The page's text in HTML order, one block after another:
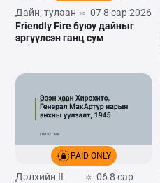
Дайн, тулаан
07 8 сар 2026
Friendly Fire буюу дайныг
эргүүлсэн ганц сум
PAID ONLY
Дэлхийн II
06 8 сар